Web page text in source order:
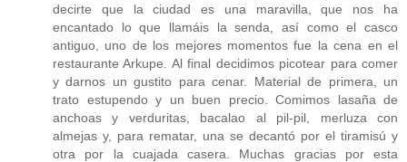
decirte que la ciudad es una maravilla, que nos ha
encantado lo que llamáis la senda, así como el casco
antiguo, uno de los mejores momentos fue la cena en el
restaurante Arkupe. Al final decidimos picotear para comer
y darnos un gustito para cenar. Material de primera, un
trato estupendo y un buen precio. Comimos lasaña de
anchoas y verduritas, bacalao al pil-pil, merluza con
almejas y, para rematar, una se decantó por el tiramisú y
otra por la cuajada casera. Muchas gracias por esta